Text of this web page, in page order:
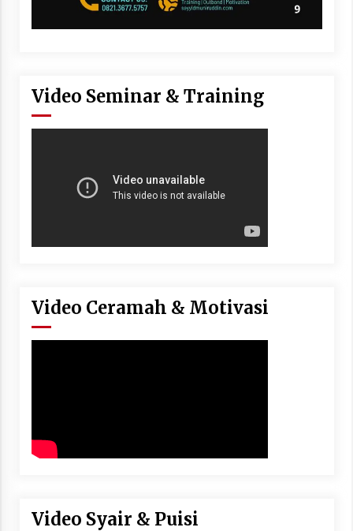
Video Seminar & Training
Video Ceramah & Motivasi
Video Syair & Puisi